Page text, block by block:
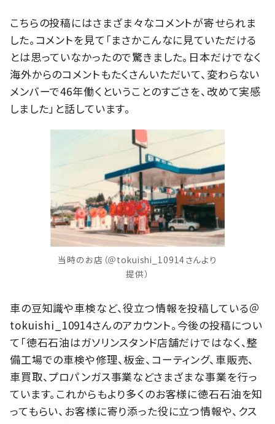
こちらの投稿にはさまざま々なコメントが寄せられま
した。コメントを見て「まさかこんなに見ていただける
とは思っていなかったので驚きました。日本だけでなく
海外からのコメントもたくさんいただいて、変わらない
メンバーで46年働くということのすごさを、改めて実感
しました」と話しています。
当時のお店（＠tokuishi_10914さんより
提供）
車の豆知識や車検など、役立つ情報を投稿している＠
tokuishi_10914さんのアカウント。今後の投稿につい
て「徳石石油はガソリンスタンド店舗だけではなく、整
備工場での車検や修理、板金、コーティング、車販売、
車買取、プロパンガス事業などさまざまな事業を行っ
ています。これからもより多くのお客様に徳石石油を知
ってもらい、お客様に寄り添った役に立つ情報や、クス